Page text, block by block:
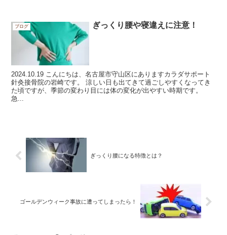
ブログ ぎっくり腰や寝違えに注意！
2024.10.19 こんにちは、名古屋市守山区にありますカラダサポート
針灸接骨院の岩崎です。 涼しい日も出てきて過ごしやすくなってき
た頃ですが、季節の変わり目には体の変化が出やすい時期です。
急...
ぎっくり腰になる特徴とは？
ゴールデンウィーク事故に遭ってしまったら！